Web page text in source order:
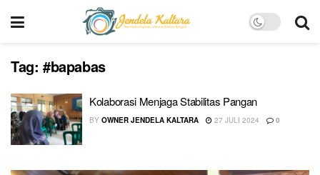
Tag: #bapabas
Kolaborasi Menjaga Stabilitas Pangan
BY OWNER JENDELA KALTARA 27 JULI 2024 0